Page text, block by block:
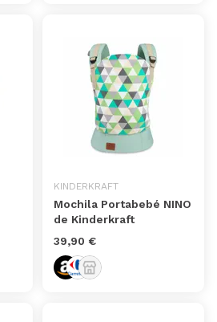
KINDERKRAFT
Mochila Portabebé NINO
de Kinderkraft
39,90 €